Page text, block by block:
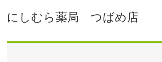
にしむら薬局 つばめ店